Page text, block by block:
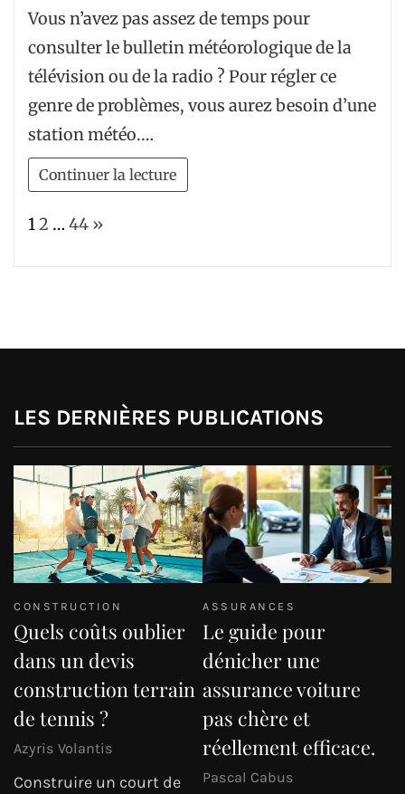
Une
station
météo,
un
accessoire
Vous n’avez pas assez de temps pour
consulter le bulletin météorologique de la
télévision ou de la radio ? Pour régler ce
genre de problèmes, vous aurez besoin d’une
station météo.…
Continuer la lecture
Page:
12 … 44 Next
»
LES DERNIÈRES PUBLICATIONS
CONSTRUCTION
Quels coûts oublier
dans un devis
construction terrain
de tennis ?
Azyris Volantis
Construire un court de
ASSURANCES
Le guide pour
dénicher une
assurance voiture
pas chère et
réellement efficace.
Pascal Cabus